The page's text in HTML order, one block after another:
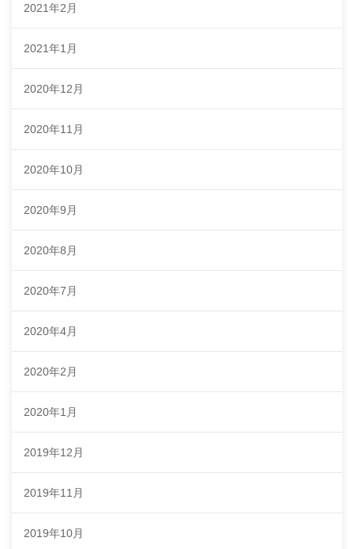
2021年2月
2021年1月
2020年12月
2020年11月
2020年10月
2020年9月
2020年8月
2020年7月
2020年4月
2020年2月
2020年1月
2019年12月
2019年11月
2019年10月